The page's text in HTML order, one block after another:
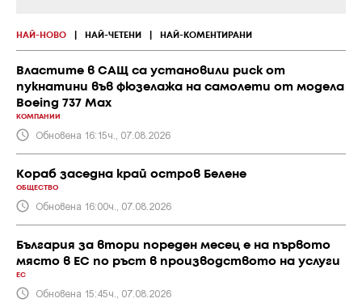
НАЙ-НОВО НАЙ-ЧЕТЕНИ НАЙ-КОМЕНТИРАНИ
Властите в САЩ са установили риск от
пукнатини във фюзелажа на самолети от модела
Boeing 737 Max
КОМПАНИИ
Обновена 16:15ч., 07.08.2026
Кораб заседна край остров Белене
ОБЩЕСТВО
Обновена 16:00ч., 07.08.2026
България за втори пореден месец е на първото
място в ЕС по ръст в производството на услуги
ЕС
Обновена 15:45ч., 07.08.2026